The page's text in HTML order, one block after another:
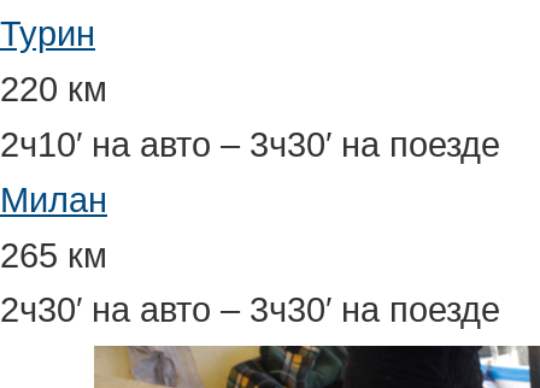
Турин
220 км
2ч10′ на авто – 3ч30′ на поезде
Милан
265 км
2ч30′ на авто – 3ч30′ на поезде